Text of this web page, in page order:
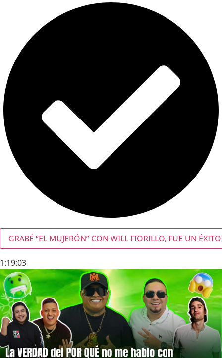
GRABÉ “EL MUJERÓN” CON WILL FIORILLO, FUE UN
1:19:03